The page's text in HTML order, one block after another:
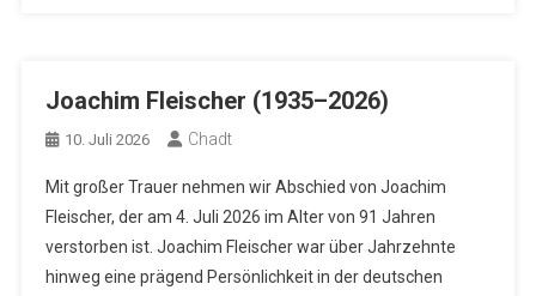
Joachim Fleischer (1935–2026)
10. Juli 2026 Chadt
Mit großer Trauer nehmen wir Abschied von Joachim
Fleischer, der am 4. Juli 2026 im Alter von 91 Jahren
verstorben ist. Joachim Fleischer war über Jahrzehnte
hinweg eine prägend Persönlichkeit in der deutschen